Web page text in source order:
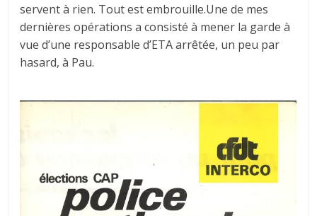
servent à rien. Tout est embrouille.Une de mes
dernières opérations a consisté à mener la garde à
vue d’une responsable d’ETA arrêtée, un peu par
hasard, à Pau.